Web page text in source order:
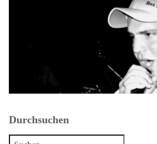
Durchsuchen
Suchen